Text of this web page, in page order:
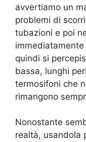
avvertiamo un
problemi di
tubazioni e poi
immediatamente
quindi si
bassa, lunghi
termosifoni che
rimangono
Nonostante
realtà, usandola